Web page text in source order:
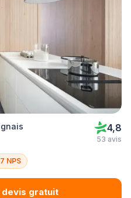
4,8
53 avis
NPS
devis gratuit